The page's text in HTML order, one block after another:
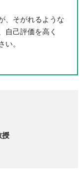
、そがれるような
自己評価を高く
い。
授